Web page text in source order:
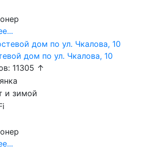
дом по ул. Чкалова, 10
11305 ↑